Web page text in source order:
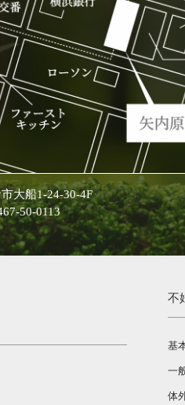
大船1-24-30-4F
50-0113
不
基
一
体